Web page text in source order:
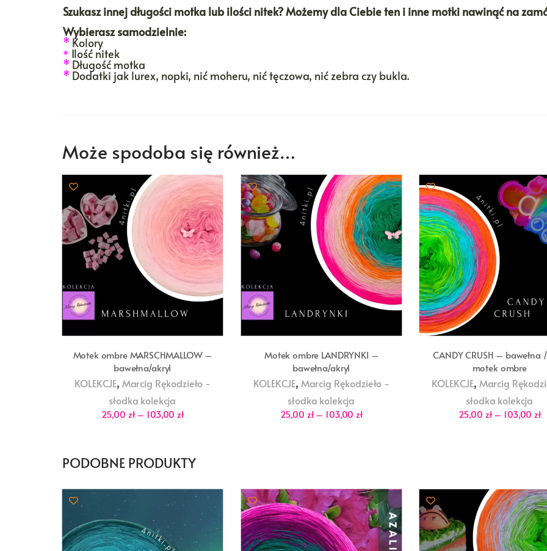
Szukasz innej długości motka lub ilości nitek? Możemy dla Ciebie ten i inne motki nawinąć na
Wybierasz samodzielnie:
* Kolory
* Ilość nitek
* Długość motka
* Dodatki jak lurex, nopki, nić moheru, nić tęczowa, nić zebra czy bukla.
Może spodoba się również…
Motek ombre MARSCHMALLOW –
bawełna/akryl
KOLEKCJE, Marcig Rękodzieło -
słodka kolekcja
25,00 zł – 103,00 złZakres
103,00 zł
Motek ombre LANDRYNKI –
bawełna/akryl
KOLEKCJE, Marcig Rękodzieło -
słodka kolekcja
25,00 zł – 103,00 złZakres
CANDY CRUSH – bawełna
motek ombre
KOLEKCJE, Marcig
słodka kolekcja
25,00 zł – 103,00 zł
PODOBNE PRODUKTY